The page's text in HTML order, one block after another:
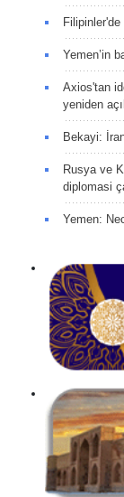
Yemen’in
Axios'tan
yeniden
Bekayi:
Rusya ve
diplomasi
Yemen: